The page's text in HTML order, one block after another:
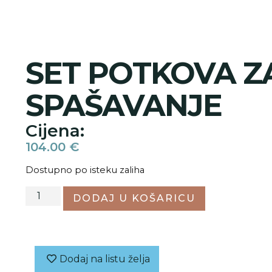
SET POTKOVA
SPAŠAVANJE
Cijena:
104.00 €
Dostupno po isteku zaliha
DODAJ U KOŠARICU
Dodaj na listu želja